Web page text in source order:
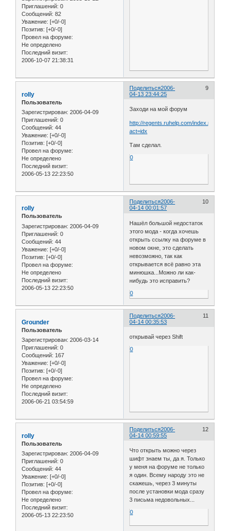
Приглашений: 0
Сообщений: 82
Уважение: [+0/-0]
Позитив: [+0/-0]
Провел на форуме:
Не определено
Последний визит:
2006-10-07 21:38:31
Поделиться 9
2006-
04-13 23:44:25
rolly
Пользователь
Зарегистрирован: 2006-04-09
Приглашений: 0
Сообщений: 44
Уважение: [+0/-0]
Позитив: [+0/-0]
Провел на форуме:
Не определено
Последний визит:
2006-05-13 22:23:50
Заходи на мой форум
http://regents.ruhelp.com/index.php?
act=idx
Там сделал.
0
Поделиться 10
2006-
04-14 00:01:57
rolly
Пользователь
Зарегистрирован: 2006-04-09
Приглашений: 0
Сообщений: 44
Уважение: [+0/-0]
Позитив: [+0/-0]
Провел на форуме:
Не определено
Последний визит:
2006-05-13 22:23:50
Нашёл большой недостаток
этого мода - когда хочешь
открыть ссылку на форуме в
новом окне, это сделать
невозможно, так как
открывается всё равно эта
минюшка...Можно ли как-
нибудь это исправить?
0
Поделиться 11
2006-
04-14 00:35:53
Grounder
Пользователь
Зарегистрирован: 2006-03-14
Приглашений: 0
Сообщений: 167
Уважение: [+0/-0]
Позитив: [+0/-0]
Провел на форуме:
Не определено
Последний визит:
2006-06-21 03:54:59
oткрывай через Shift
0
Поделиться 12
2006-
04-14 00:59:55
rolly
Пользователь
Зарегистрирован: 2006-04-09
Приглашений: 0
Сообщений: 44
Уважение: [+0/-0]
Позитив: [+0/-0]
Провел на форуме:
Не определено
Последний визит:
2006-05-13 22:23:50
Что открыть можно через
шифт знаем ты, да я. Только
у меня на форуме не только
я один. Всему народу это не
скажешь, через 3 минуты
после установки мода сразу
3 письма недовольных...
0